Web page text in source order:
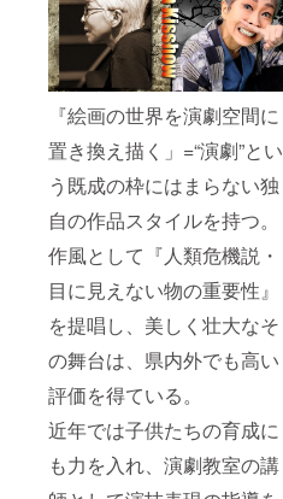
『絵画の世界を演劇空間に
置き換え描く」=“演劇”とい
う既成の枠にはまらない独
自の作品スタイルを持つ。
作風として『人類危機説・
目に見えない物の重要性』
を提唱し、美しく壮大なそ
の舞台は、県内外でも高い
評価を得ている。
近年では子供たちの育成に
も力を入れ、演劇教室の講